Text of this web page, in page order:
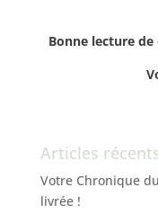
Bonne lecture
Articles
Votre Chronique
livrée !